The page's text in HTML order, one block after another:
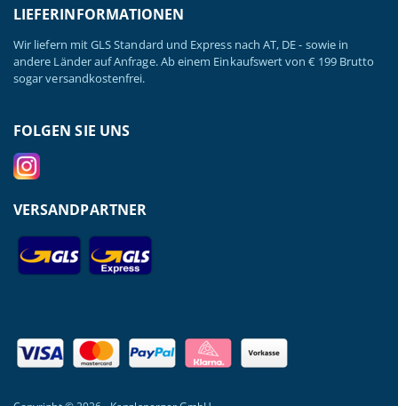
LIEFERINFORMATIONEN
Wir liefern mit GLS Standard und Express nach AT, DE - sowie in
andere Länder auf Anfrage. Ab einem Einkaufswert von € 199 Brutto
sogar versandkostenfrei.
FOLGEN SIE UNS
VERSANDPARTNER